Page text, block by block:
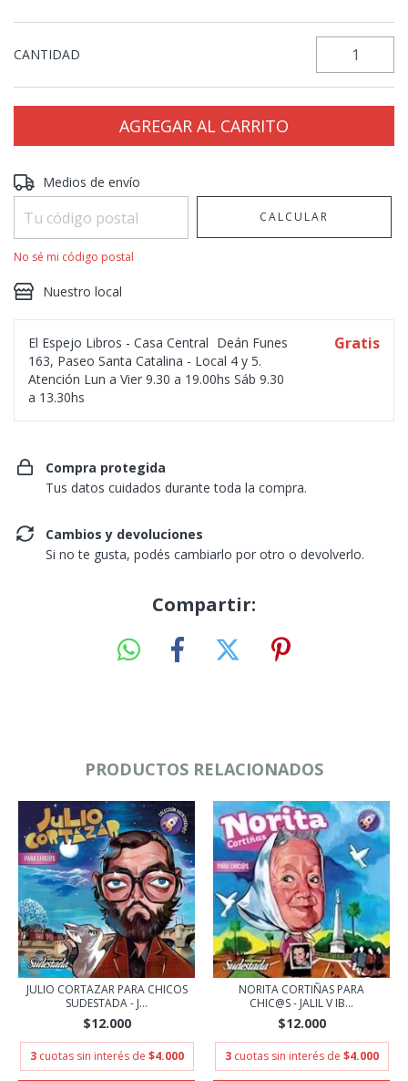
CANTIDAD
Entregas para el CP:
Medios de envío
CALCULAR
No sé mi código postal
Nuestro local
El Espejo Libros - Casa Central Deán Funes
163, Paseo Santa Catalina - Local 4 y 5.
Atención Lun a Vier 9.30 a 19.00hs Sáb 9.30
a 13.30hs
Gratis
Compra protegida
Tus datos cuidados durante toda la compra.
Cambios y devoluciones
Si no te gusta, podés cambiarlo por otro o devolverlo.
Compartir:
PRODUCTOS RELACIONADOS
JULIO CORTAZAR PARA CHICOS
SUDESTADA - J...
$12.000
3 cuotas sin interés de $4.000
NORITA CORTIÑAS PARA
CHIC@S - JALIL V IB...
$12.000
3 cuotas sin interés de $4.000